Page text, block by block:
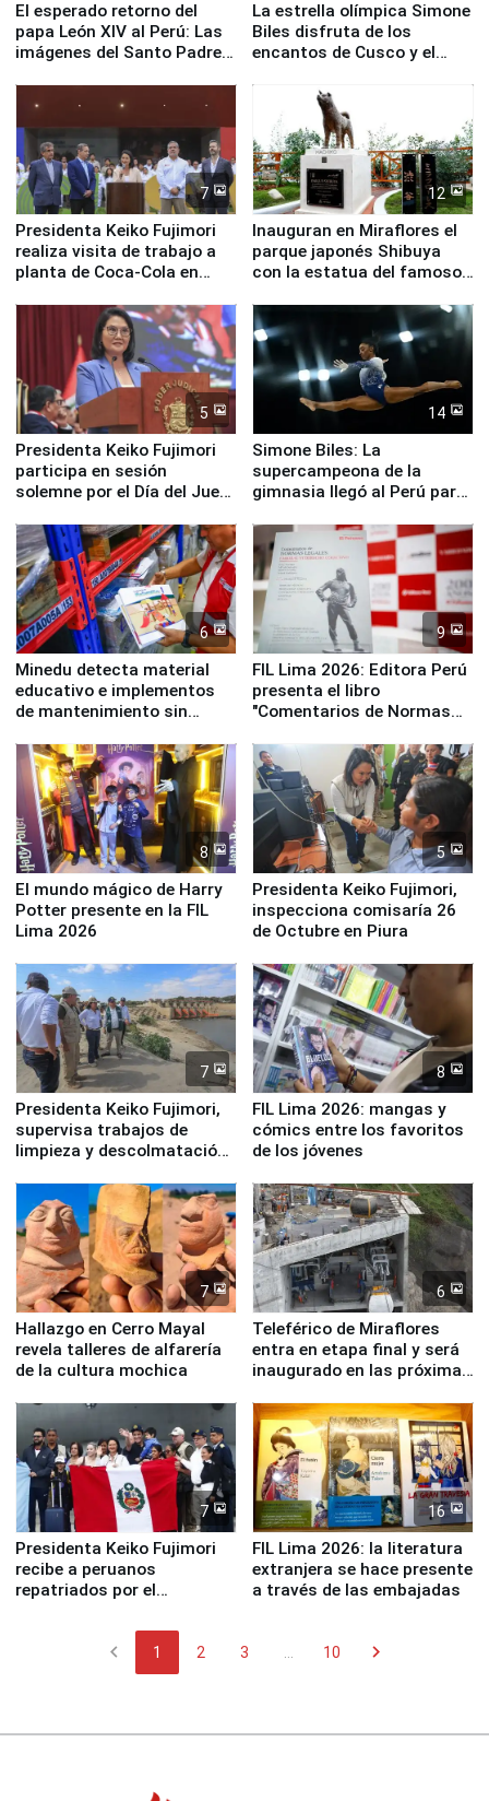
El esperado retorno del
papa León XIV al Perú: Las
imágenes del Santo Padre
La estrella olímpica Simone
Biles disfruta de los
encantos de Cusco y el
7
Presidenta Keiko Fujimori
realiza visita de trabajo a
planta de Coca-Cola en
12
Inauguran en Miraflores el
parque japonés Shibuya
con la estatua del famoso
5
Presidenta Keiko Fujimori
participa en sesión
solemne por el Día del Juez
14
Simone Biles: La
supercampeona de la
gimnasia llegó al Perú para
Panamericanos Lima 2027
6
Minedu detecta material
educativo e implementos
de mantenimiento sin
la UGEL 2
9
FIL Lima 2026: Editora Perú
presenta el libro
"Comentarios de Normas
Derecho Colectivo"
8
El mundo mágico de Harry
Potter presente en la FIL
Lima 2026
5
Presidenta Keiko Fujimori,
inspecciona comisaría 26
de Octubre en Piura
7
Presidenta Keiko Fujimori,
supervisa trabajos de
limpieza y descolmatación
8
FIL Lima 2026: mangas y
cómics entre los favoritos
de los jóvenes
7
Hallazgo en Cerro Mayal
revela talleres de alfarería
de la cultura mochica
6
Teleférico de Miraflores
entra en etapa final y será
inaugurado en las próximas
7
Presidenta Keiko Fujimori
recibe a peruanos
repatriados por el
16
FIL Lima 2026: la literatura
extranjera se hace presente
a través de las embajadas
chevron_left 1 2 3 ... 10 chevron_right